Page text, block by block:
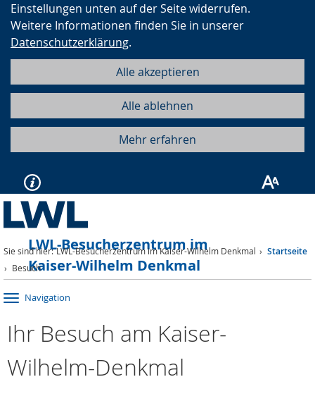
Einstellungen unten auf der Seite widerrufen.
Weitere Informationen finden Sie in unserer
Datenschutzerklärung.
Alle akzeptieren
Alle ablehnen
Mehr erfahren
LWL-Besucherzentrum im
Kaiser-Wilhelm Denkmal
Sie sind hier: LWL-Besucherzentrum im Kaiser-Wilhelm Denkmal Startseite
Besuch
Navigation
Ihr Besuch am Kaiser-
Wilhelm-Denkmal